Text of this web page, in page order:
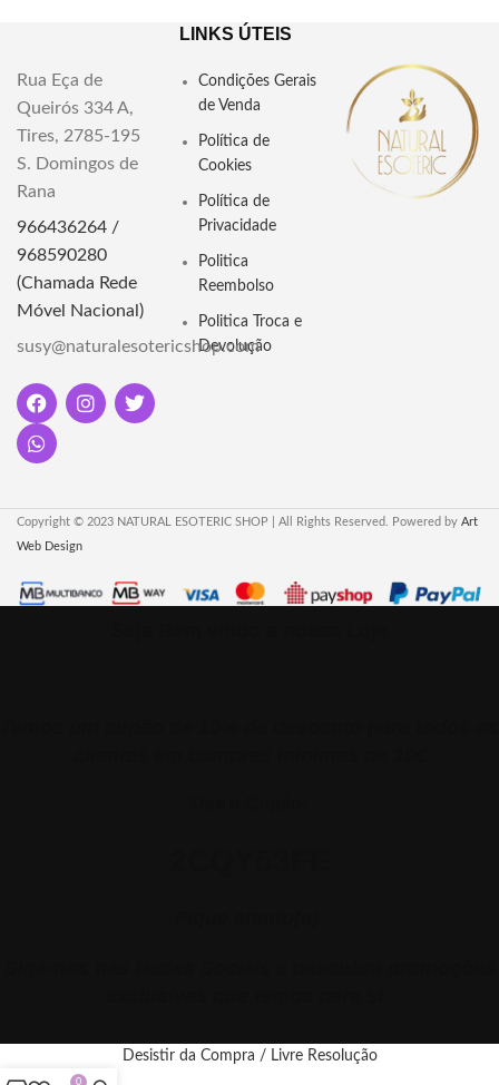
do Defumador Abre Caminho -
obstáculos. Transforme sua
jornada com a fumaça
purificadora e a conexão
Dimensões: 13x9,9x18,7cm
"Adicione um toque mágico à sua
prática com o Caldeirão de
Cerâmica Suspenso. Perfeito para
rituais e decoração. Encontre na
Rua Eça de
Queirós 334 A,
Tires, 2785-195
S. Domingos de
Rana
966436264 /
968590280
(Chamada Rede
Móvel Nacional)
susy@naturalesotericshop.com
LINKS ÚTEIS
Condições Gerais
de Venda
Política de
Cookies
Política de
Privacidade
Politica
Reembolso
Politica Troca e
Devolução
Copyright © 2023 NATURAL ESOTERIC SHOP | All Rights Reserved. Powered by Art
Web Design
0
Desistir da Compra / Livre Resolução